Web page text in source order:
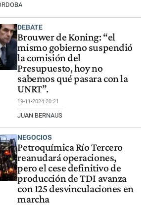
DEBATE
Brouwer de Koning: “el
mismo gobierno suspendió
la comisión del
Presupuesto, hoy no
sabemos qué pasara con la
UNRT”.
19-11-2024 20:21
JUAN BERNAUS
NEGOCIOS
Petroquímica Río Tercero
reanudará operaciones,
pero el cese definitivo de
producción de TDI avanza
con 125 desvinculaciones en
marcha